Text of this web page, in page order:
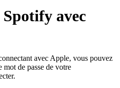
Spotify avec
avec Apple, vous pouvez
de passe de votre